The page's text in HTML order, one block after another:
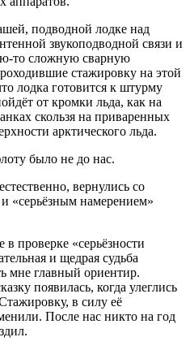
подводной лодке над
звукоподводной связи и
то сложную сварную
стажировку на этой
лодка готовится к штурму
от кромки льда, как на
скользя на приваренных
арктического льда.
было не до нас.
вернулись со
«серьёзным намерением»
проверке «серьёзности
и щедрая судьба
мне главный ориентир.
появилась, когда улеглись
в силу её
После нас никто на год